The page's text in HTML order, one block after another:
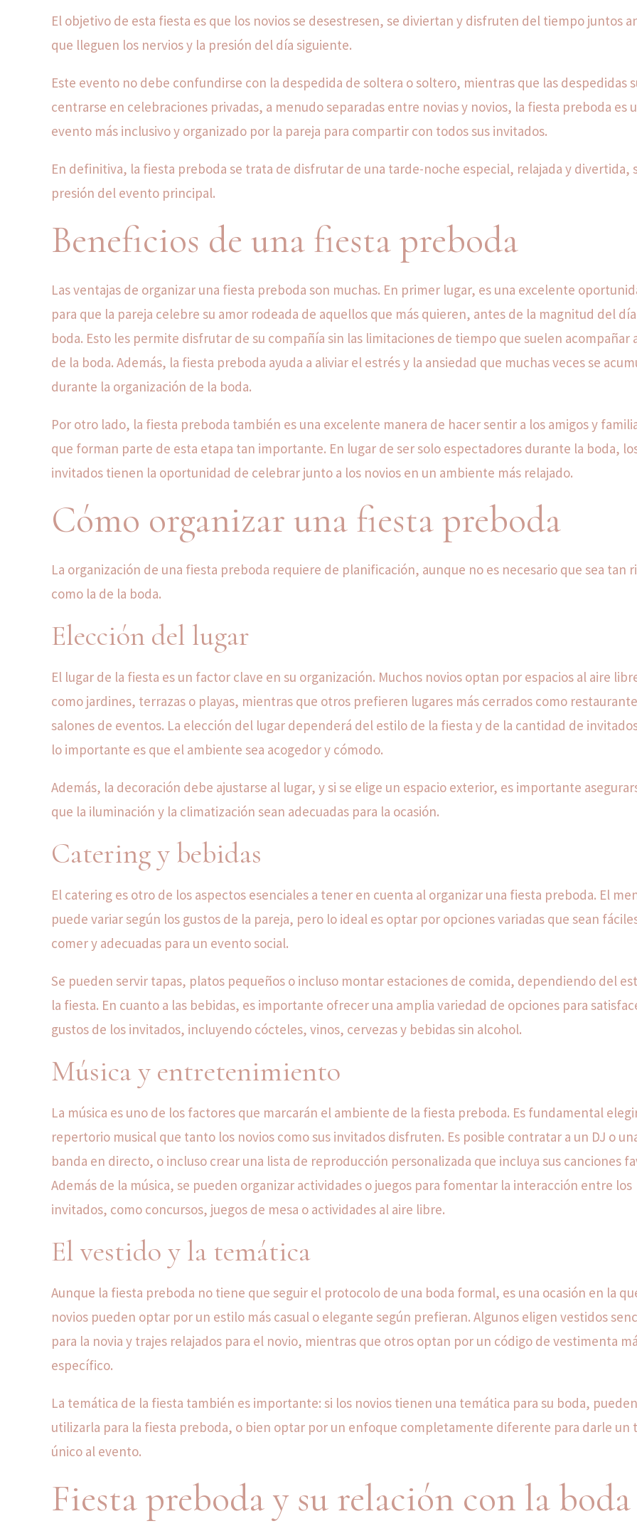
El objetivo de esta fiesta es que los novios se desestresen, se diviertan y disfruten del tiempo juntos
que lleguen los nervios y la presión del día siguiente.
Este evento no debe confundirse con la despedida de soltera o soltero, mientras que las despedidas
centrarse en celebraciones privadas, a menudo separadas entre novias y novios, la fiesta preboda es
evento más inclusivo y organizado por la pareja para compartir con todos sus invitados.
En definitiva, la fiesta preboda se trata de disfrutar de una tarde-noche especial, relajada y divertida,
presión del evento principal.
Beneficios de una fiesta preboda
Las ventajas de organizar una fiesta preboda son muchas. En primer lugar, es una excelente
para que la pareja celebre su amor rodeada de aquellos que más quieren, antes de la magnitud del
boda. Esto les permite disfrutar de su compañía sin las limitaciones de tiempo que suelen acompañar
de la boda. Además, la fiesta preboda ayuda a aliviar el estrés y la ansiedad que muchas veces se
durante la organización de la boda.
Por otro lado, la fiesta preboda también es una excelente manera de hacer sentir a los amigos y
que forman parte de esta etapa tan importante. En lugar de ser solo espectadores durante la boda,
invitados tienen la oportunidad de celebrar junto a los novios en un ambiente más relajado.
Cómo organizar una fiesta preboda
La organización de una fiesta preboda requiere de planificación, aunque no es necesario que sea tan
como la de la boda.
Elección del lugar
El lugar de la fiesta es un factor clave en su organización. Muchos novios optan por espacios al aire
como jardines, terrazas o playas, mientras que otros prefieren lugares más cerrados como
salones de eventos. La elección del lugar dependerá del estilo de la fiesta y de la cantidad de
lo importante es que el ambiente sea acogedor y cómodo.
Además, la decoración debe ajustarse al lugar, y si se elige un espacio exterior, es importante
que la iluminación y la climatización sean adecuadas para la ocasión.
Catering y bebidas
El catering es otro de los aspectos esenciales a tener en cuenta al organizar una fiesta preboda. El
puede variar según los gustos de la pareja, pero lo ideal es optar por opciones variadas que sean
comer y adecuadas para un evento social.
Se pueden servir tapas, platos pequeños o incluso montar estaciones de comida, dependiendo del
la fiesta. En cuanto a las bebidas, es importante ofrecer una amplia variedad de opciones para
gustos de los invitados, incluyendo cócteles, vinos, cervezas y bebidas sin alcohol.
Música y entretenimiento
La música es uno de los factores que marcarán el ambiente de la fiesta preboda. Es fundamental
repertorio musical que tanto los novios como sus invitados disfruten. Es posible contratar a un DJ o
banda en directo, o incluso crear una lista de reproducción personalizada que incluya sus canciones
Además de la música, se pueden organizar actividades o juegos para fomentar la interacción entre los
invitados, como concursos, juegos de mesa o actividades al aire libre.
El vestido y la temática
Aunque la fiesta preboda no tiene que seguir el protocolo de una boda formal, es una ocasión en la
novios pueden optar por un estilo más casual o elegante según prefieran. Algunos eligen vestidos
para la novia y trajes relajados para el novio, mientras que otros optan por un código de vestimenta
específico.
La temática de la fiesta también es importante: si los novios tienen una temática para su boda, pueden
utilizarla para la fiesta preboda, o bien optar por un enfoque completamente diferente para darle un
único al evento.
Fiesta preboda y su relación con la boda